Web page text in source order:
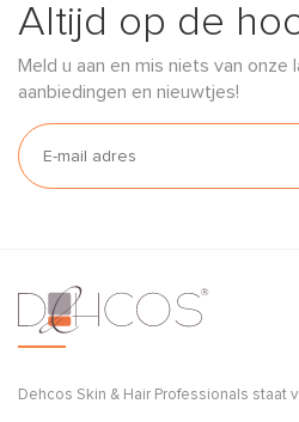
Altijd op de
Meld u aan en mis niets van
aanbiedingen en nieuwtjes!
Dehcos Skin & Hair Professionals staat